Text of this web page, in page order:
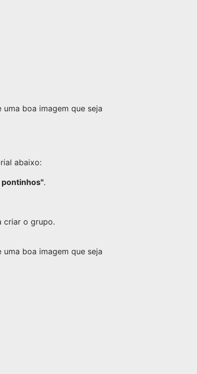
boa imagem que seja
abaixo:
.
criar o grupo.
boa imagem que seja